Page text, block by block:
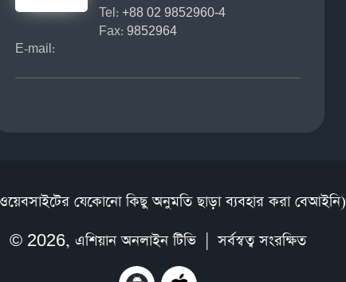
Tel: +88 02 9852960-4
Fax: 9852964
E-mail:
যেকোনো কিছু অনুমতি ছাড়া ব্যবহার করা বেআইনি)
© 2026, এশিয়ান অনলাইন টিভি| সর্বস্বত্ব সংরক্ষিত